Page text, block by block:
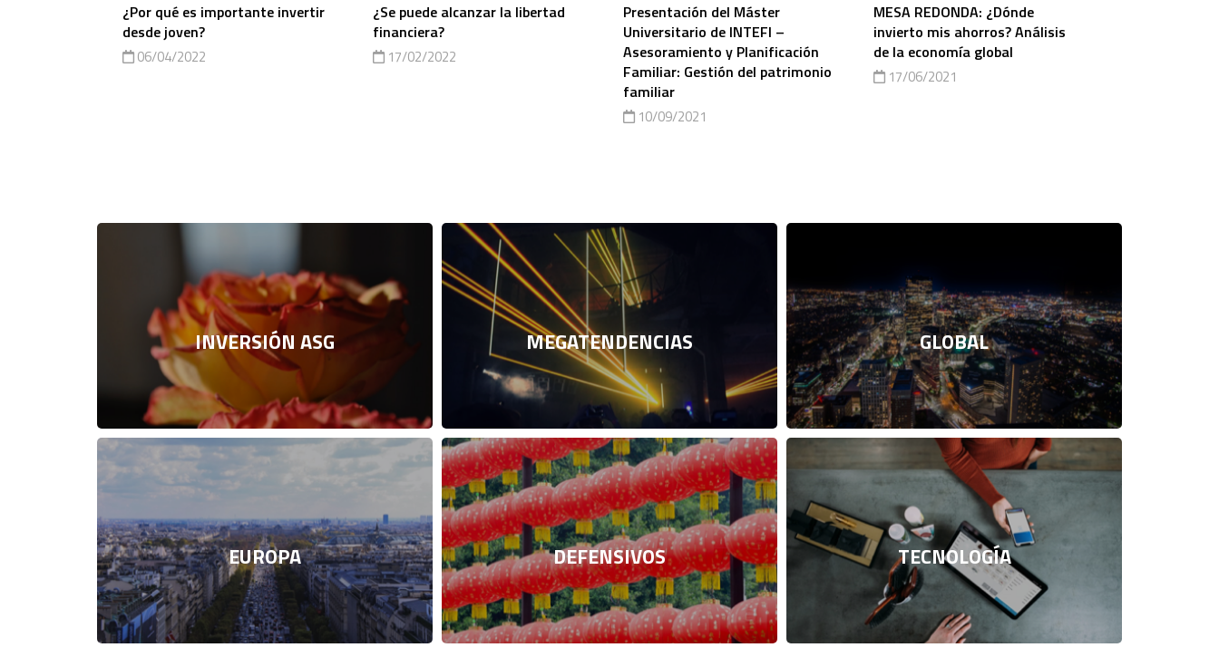
¿Por qué es importante invertir
desde joven?
06/04/2022
¿Se puede alcanzar la libertad
financiera?
17/02/2022
Presentación del Máster
Universitario de INTEFI –
Asesoramiento y Planificación
Familiar: Gestión del patrimonio
familiar
10/09/2021
MESA REDONDA: ¿Dónde
invierto mis ahorros? Análisis
de la economía global
17/06/2021
INVERSIÓN ASG MEGATENDENCIAS GLOBAL
EUROPA DEFENSIVOS TECNOLOGÍA